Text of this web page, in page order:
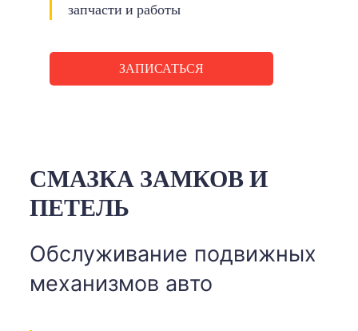
запчасти и работы
ЗАПИСАТЬСЯ
СМАЗКА ЗАМКОВ И
ПЕТЕЛЬ
Обслуживание подвижных
механизмов авто